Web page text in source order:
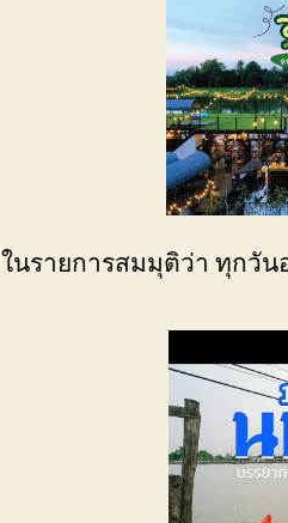
ในรายการสมมุติว่า ทุกวัน